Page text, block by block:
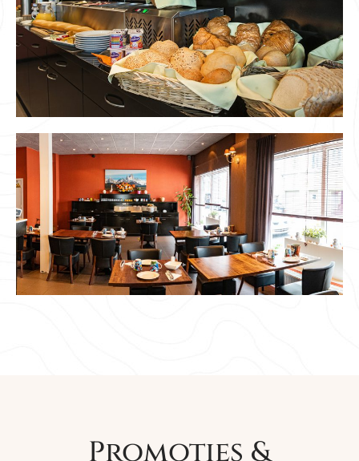
Promoties &